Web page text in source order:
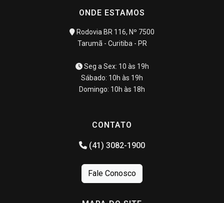
ONDE ESTAMOS
Rodovia BR 116, Nº 7500
Tarumã - Curitiba - PR
Seg a Sex: 10 às 19h
Sábado: 10h às 19h
Domingo: 10h às 18h
CONTATO
(41) 3082-1900
Fale Conosco